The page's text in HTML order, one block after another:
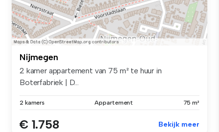
Nijmegen
2 kamer appartement van 75 m² te huur in
Boterfabriek | D...
2 kamers Appartement 75 m²
€ 1.758 Bekijk meer